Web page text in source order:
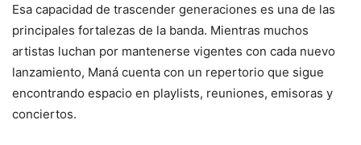
Esa capacidad de trascender generaciones es una de las
principales fortalezas de la banda. Mientras muchos
artistas luchan por mantenerse vigentes con cada nuevo
lanzamiento, Maná cuenta con un repertorio que sigue
encontrando espacio en playlists, reuniones, emisoras y
conciertos.